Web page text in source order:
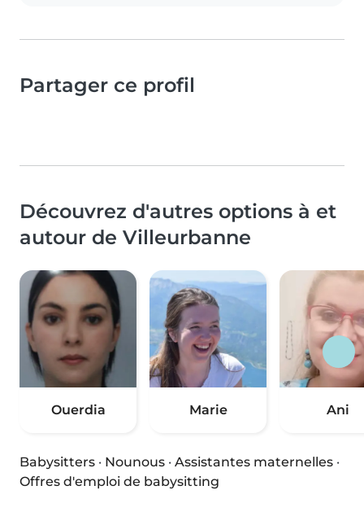
Partager ce profil
Découvrez d'autres options à et
autour de Villeurbanne
Ouerdia Marie Ani
Babysitters · Nounous · Assistantes maternelles ·
Offres d'emploi de babysitting